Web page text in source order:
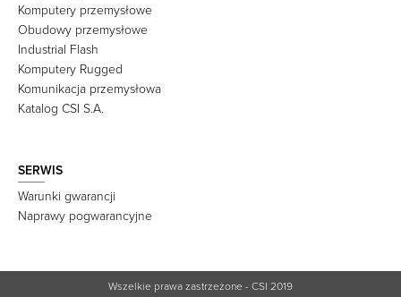
Komputery przemysłowe
Obudowy przemysłowe
Industrial Flash
Komputery Rugged
Komunikacja przemysłowa
Katalog CSI S.A.
SERWIS
Warunki gwarancji
Naprawy pogwarancyjne
Wszelkie prawa zastrzeżone - CSI 2019